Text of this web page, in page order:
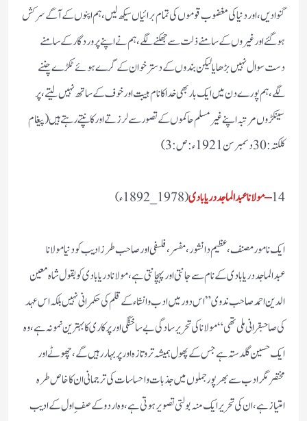
گنوادیں، اور دنیا کی مغضوب قوموں کی تمام برائیاں سیکھ لیں، ہم اپنوں کے آگے سرکش
ہو گئے اور غیروں کے سامنے ذلت سے جھکنے لگے، ہم نے اپنے پروردگار کے سامنے
دست سوال نہیں بڑھایا لیکن بندوں کے دسترخوان کے گرے ہوئے ٹکڑے چننے
لگے، ہم پورے دن میں ایک بار بھی خدا کا نام ہیبت اور خوف کے ساتھ نہیں لیتے، پر
سینکڑوں مرتبہ اپنے غیر مسلم حاکموں کے تصور سے لرزتے اور کانپتے رہتے ہیں (پیغام
کلکتہ : 30 دسمبر سن 1921ء:ص:3)
14– مولانا عبدالماجد دریابادی(1978_1892ء)
ایک نامور مصنف، عظیم دانشور، مفسر، فلسفی اور صاحب طرز ادیب کو دنیا مولانا
عبدالماجد دریابادی کے نام سے جانتی اور پہچانتی ہے، مولانا دریابادی کو بقول شاہ معین
الدین احمد صاحب ندوی ”اس دور میں ادب و انشاء کے قلم کی حکمرانی نہیں بلکہ اس عہد
کی صاحبقرانی ملی تھی“ مولانا کی تحریر سادگی بے ساختگی اور پرکاری کا بہترین نمونہ ہے، وہ
ایک حسین گلدستہ ہے جس کے پھول ہمیشہ تر و تازہ اور پر بہار رہیں گے،چھوٹے اور
مختصر مگر ادب سے بھرپور جملوں میں جذبات و احساسات کی ترجمانی ان کا خاص طرہ
امتیاز ہے، ان کی تحریر ایک منہ بولتی تصویر ہوتی ہے، وہ اردو کے صفِ اول کے ادیب